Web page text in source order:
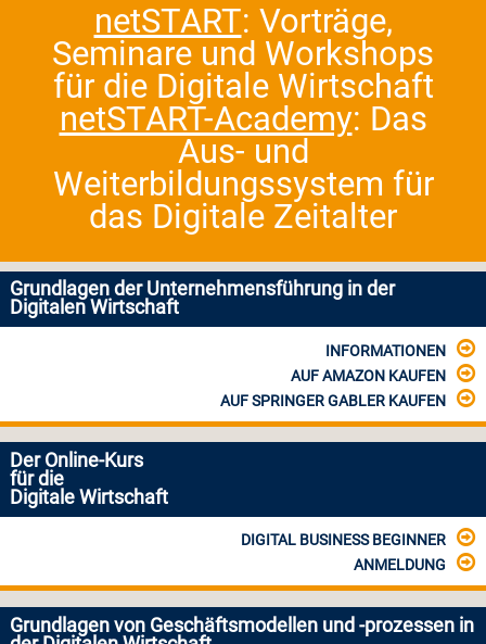
netSTART: Vorträge,
Seminare und Workshops
für die Digitale Wirtschaft
netSTART-Academy: Das
Aus- und
Weiterbildungssystem für
das Digitale Zeitalter
Grundlagen der Unternehmensführung in der
Digitalen Wirtschaft
INFORMATIONEN
AUF AMAZON KAUFEN
AUF SPRINGER GABLER KAUFEN
Der Online-Kurs
für die
Digitale Wirtschaft
DIGITAL BUSINESS BEGINNER
ANMELDUNG
Grundlagen von Geschäftsmodellen und -prozessen in